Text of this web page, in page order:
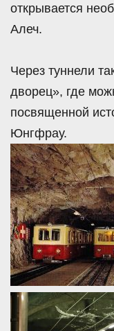
открывается
Алеч.
Через туннели
дворец», где
посвященной
Юнгфрау.